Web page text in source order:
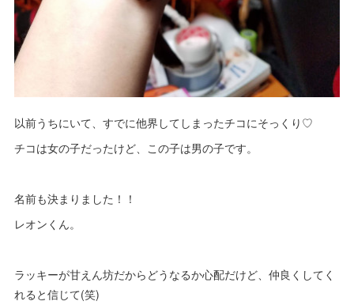
以前うちにいて、すでに他界してしまったチコにそっくり♡
チコは女の子だったけど、この子は男の子です。
名前も決まりました！！
レオンくん。
ラッキーが甘えん坊だからどうなるか心配だけど、仲良くしてく
れると信じて(笑)